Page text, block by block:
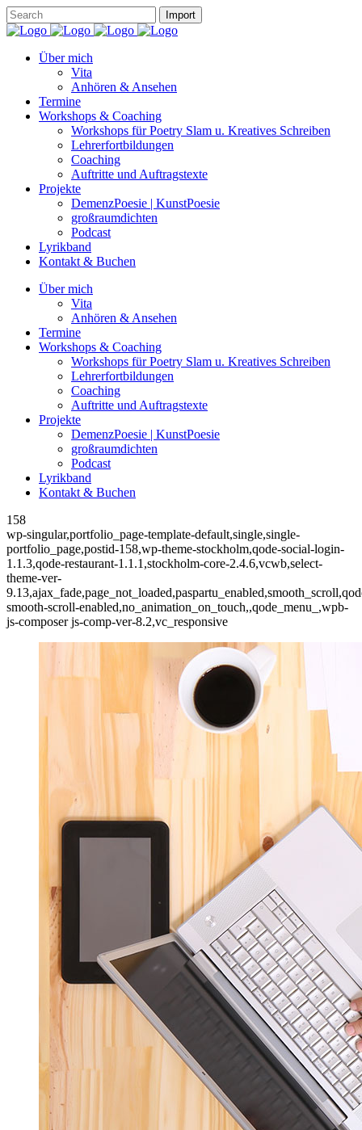
Über mich
Vita
Anhören & Ansehen
Termine
Workshops & Coaching
Workshops für Poetry Slam u. Kreatives Schreiben
Lehrerfortbildungen
Coaching
Auftritte und Auftragstexte
Projekte
DemenzPoesie | KunstPoesie
großraumdichten
Podcast
Lyrikband
Kontakt & Buchen
Über mich
Vita
Anhören & Ansehen
Termine
Workshops & Coaching
Workshops für Poetry Slam u. Kreatives Schreiben
Lehrerfortbildungen
Coaching
Auftritte und Auftragstexte
Projekte
DemenzPoesie | KunstPoesie
großraumdichten
Podcast
Lyrikband
Kontakt & Buchen
158
wp-singular,portfolio_page-template-default,single,single-
portfolio_page,postid-158,wp-theme-stockholm,qode-social-login-
1.1.3,qode-restaurant-1.1.1,stockholm-core-2.4.6,vcwb,select-
theme-ver-
smooth-scroll-enabled,no_animation_on_touch,,qode_menu_,wpb-
js-composer js-comp-ver-8.2,vc_responsive